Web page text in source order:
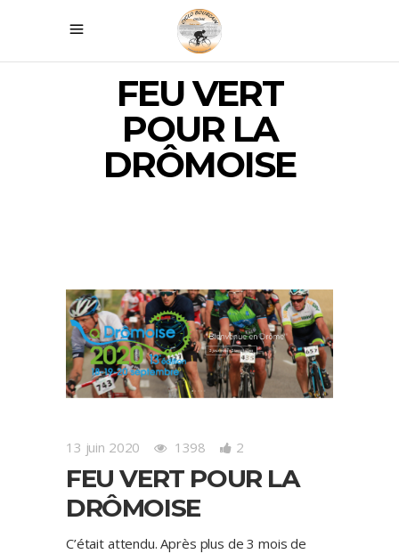
FEU VERT
POUR LA
DRÔMOISE
13 juin 2020 1398 2
FEU VERT POUR LA
DRÔMOISE
C’était attendu. Après plus de 3 mois de